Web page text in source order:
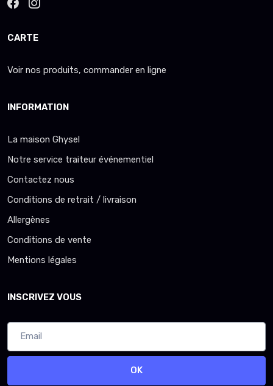
CARTE
Voir nos produits, commander en ligne
INFORMATION
La maison Ghysel
Notre service traiteur événementiel
Contactez nous
Conditions de retrait / livraison
Allergènes
Conditions de vente
Mentions légales
INSCRIVEZ VOUS
OK